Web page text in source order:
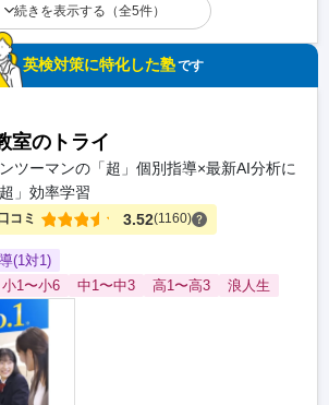
続きを表示する（全5件）
英検対策に特化した塾です
室のトライ
ツーマンの「超」個別指導×最新AI分析に
」効率学習
コミ 3.52(1160)
(1対1)
小1〜小6 中1〜中3 高1〜高3 浪人生